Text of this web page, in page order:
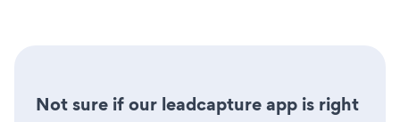
Not sure if our leadcapture app is right